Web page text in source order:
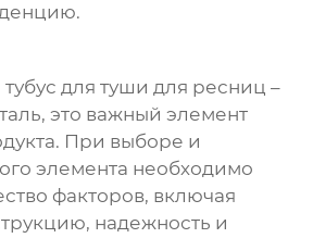
для туши для ресниц –
это важный элемент
При выборе и
элемента необходимо
факторов, включая
надежность и